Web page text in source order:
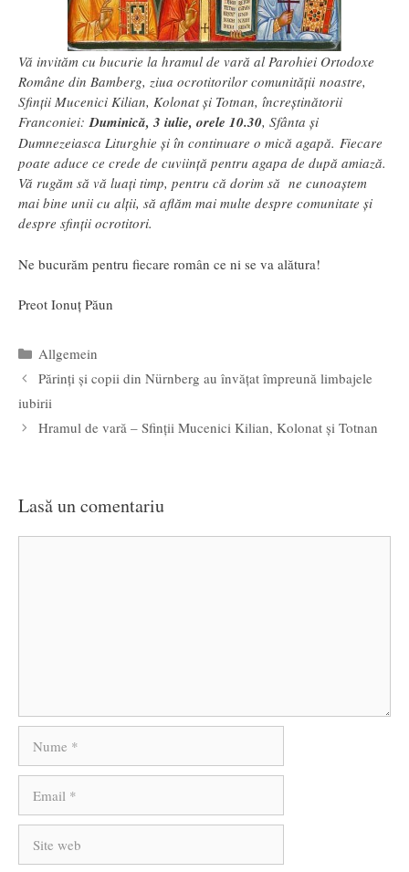
Vă invităm cu bucurie la hramul de vară al Parohiei Ortodoxe
Române din Bamberg, ziua ocrotitorilor comunității noastre,
Sfinții Mucenici Kilian, Kolonat și Totnan, încreștinătorii
Franconiei:Duminică, 3 iulie, orele 10.30, Sfânta și
Dumnezeiasca Liturghie și în continuare o mică agapă. Fiecare
poate aduce ce crede de cuviință pentru agapa de după amiază.
Vă rugăm să vă luați timp, pentru că dorim să ne cunoaștem
mai bine unii cu alții, să aflăm mai multe despre comunitate și
despre sfinții ocrotitori.
Ne bucurăm pentru fiecare român ce ni se va alătura!
Preot Ionuț Păun
Categorii
Allgemein
Părinți și copii din Nürnberg au învățat împreună limbajele
iubirii
Hramul de vară – Sfinții Mucenici Kilian, Kolonat și Totnan
Lasă un comentariu
web